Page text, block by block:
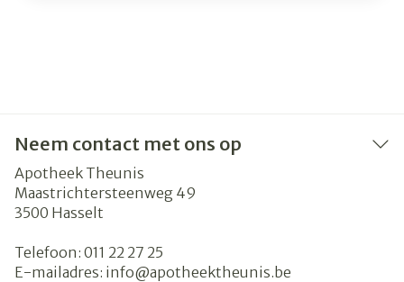
Neem contact met ons op
Apotheek Theunis
Maastrichtersteenweg 49
3500 Hasselt
Telefoon: 011 22 27 25
E-mailadres: info@apotheektheunis.be